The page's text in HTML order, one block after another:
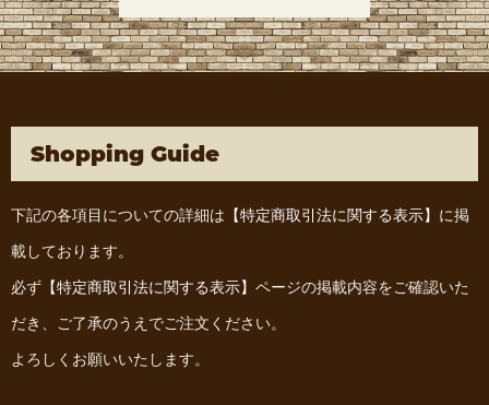
Shopping Guide
下記の各項目についての詳細は 【特定商取引法に関する表示】 に掲
載しております。
必ず 【特定商取引法に関する表示】 ページの掲載内容をご確認いた
だき、ご了承のうえでご注文ください。
よろしくお願いいたします。